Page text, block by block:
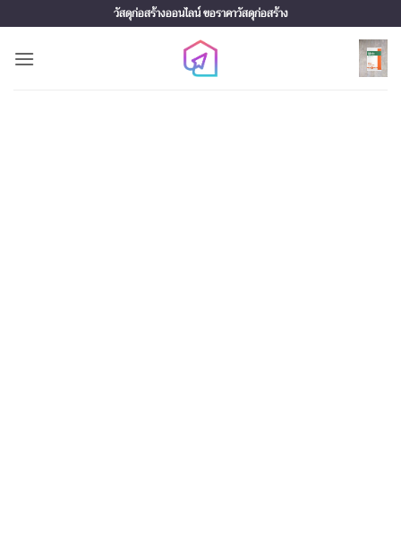
to
content
วัสดุก่อสร้างออนไลน์ ขอราคาวัสดุก่อสร้าง